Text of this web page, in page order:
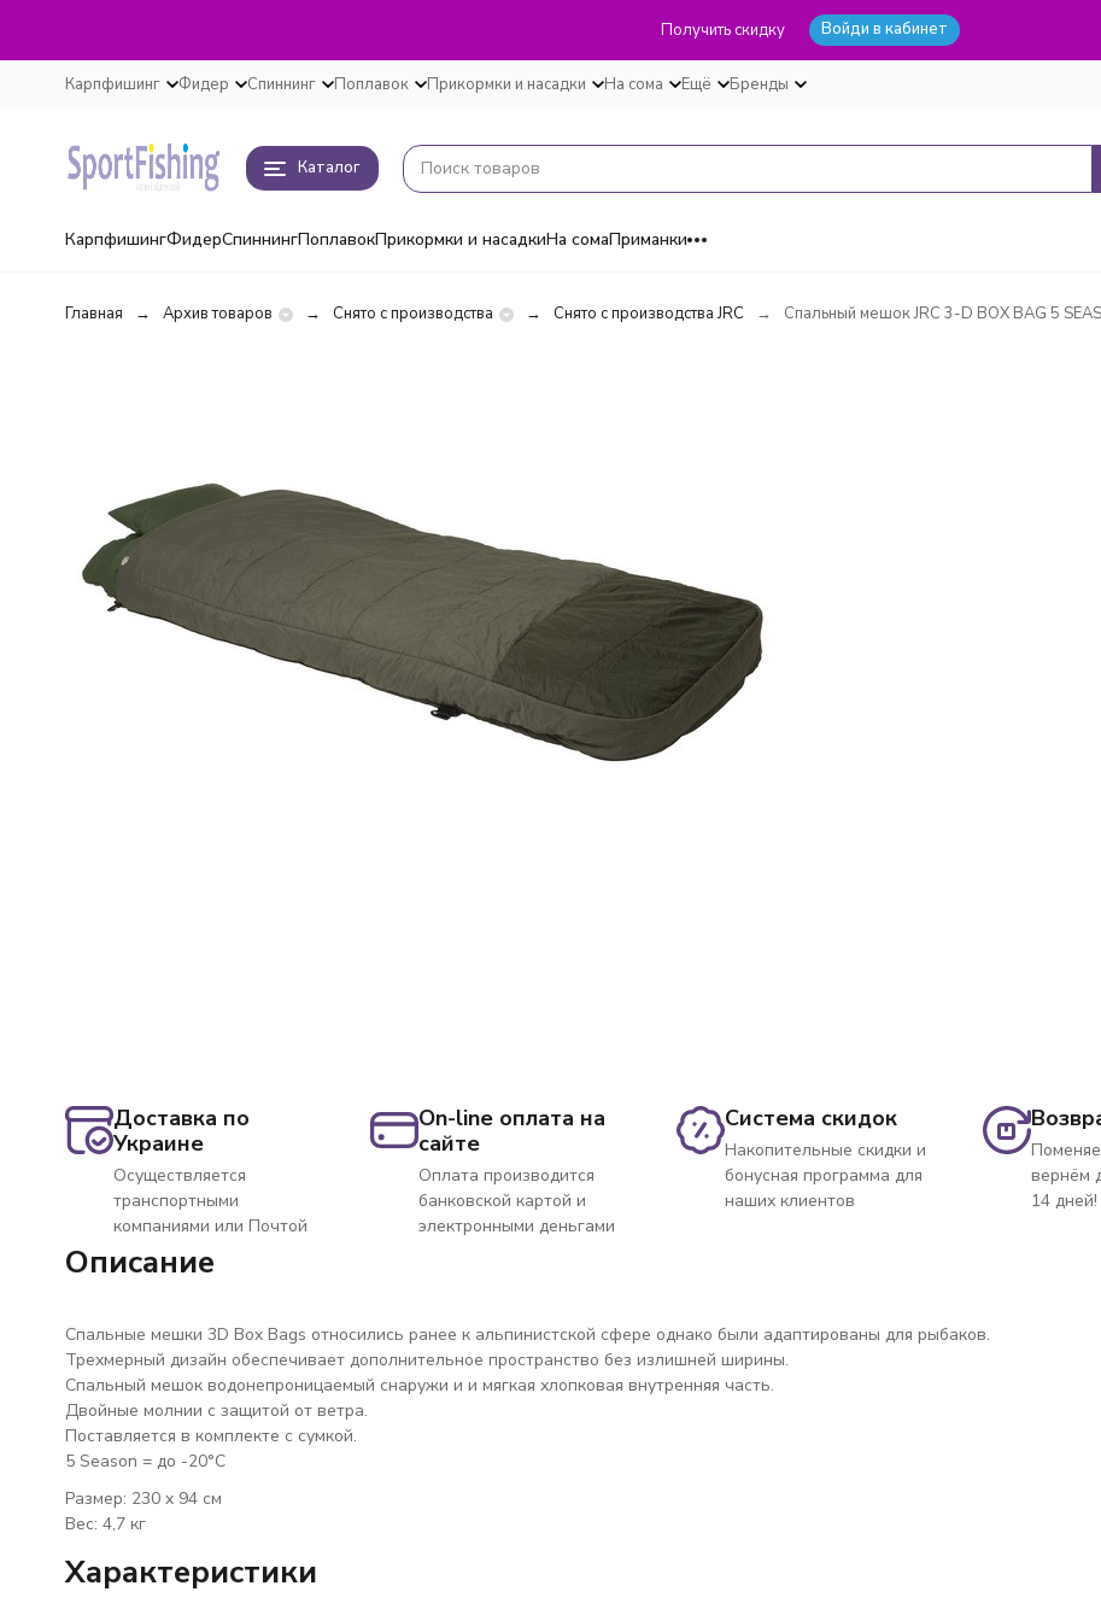
Получить скидку Войди в кабинет
Карпфишинг Фидер Спиннинг Поплавок Прикормки и насадки На сома Ещё Бренды
Каталог
КарпфишингФидерСпиннингПоплавокПрикормки и насадкиНа сомаПриманки
Главная Архив товаров Снято с производства Снято с производства JRC Спальный мешок JRC 3-D BOX BAG 5
Доставка по
Украине
Осуществляется
транспортными
компаниями или Почтой
On-line оплата на
сайте
Оплата производится
банковской картой и
электронными деньгами
Система скидок
Накопительные скидки и
бонусная программа для
наших клиентов
вернём
14 дней!
Описание
Cпальные мешки 3D Box Bags относились ранее к альпинистской сфере однако были адаптированы для рыбаков.
Трехмерный дизайн обеспечивает дополнительное пространство без излишней ширины.
Спальный мешок водонепроницаемый снаружи и и мягкая хлопковая внутренняя часть.
Двойные молнии с защитой от ветра.
Поставляется в комплекте с сумкой.
5 Season = до -20°C
Размер: 230 x 94 см
Вес: 4,7 кг
Характеристики